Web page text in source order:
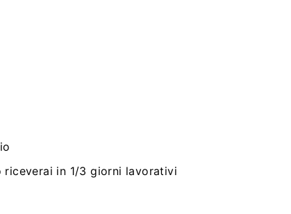
riceverai in 1/3 giorni lavorativi